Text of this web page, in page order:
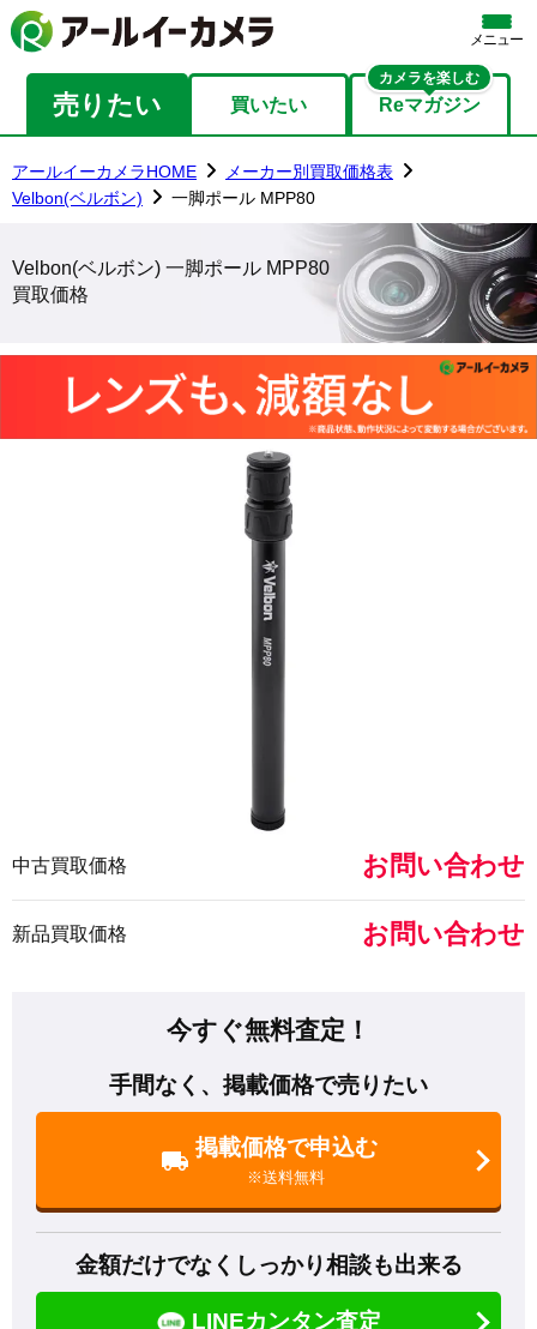
メニュー
売りたい 買いたい Reマガジン
カメラを楽しむ
アールイーカメラHOME
メーカー別買取価格表
Velbon(ベルボン)
一脚ポール MPP80
Velbon(ベルボン) 一脚ポール MPP80
買取価格
中古買取価格 お問い合わせ
新品買取価格 お問い合わせ
今すぐ無料査定！
手間なく、掲載価格で売りたい
掲載価格で申込む
※送料無料
金額だけでなくしっかり相談も出来る
LINEカンタン査定